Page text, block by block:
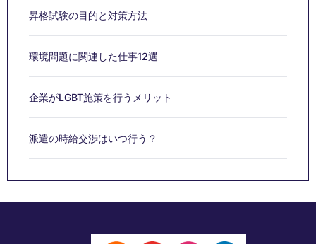
昇格試験の目的と対策方法
環境問題に関連した仕事12選
企業がLGBT施策を行うメリット
派遣の時給交渉はいつ行う？